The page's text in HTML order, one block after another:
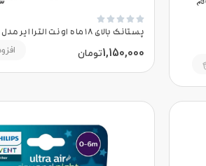





پستانک بالای 18 ماه اونت الترا ایر مدل SCF349/01
1,150,000تومان